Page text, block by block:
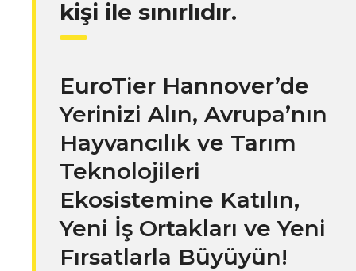
kişi ile sınırlıdır.
EuroTier Hannover’de
Yerinizi Alın, Avrupa’nın
Hayvancılık ve Tarım
Teknolojileri
Ekosistemine Katılın,
Yeni İş Ortakları ve Yeni
Fırsatlarla Büyüyün!